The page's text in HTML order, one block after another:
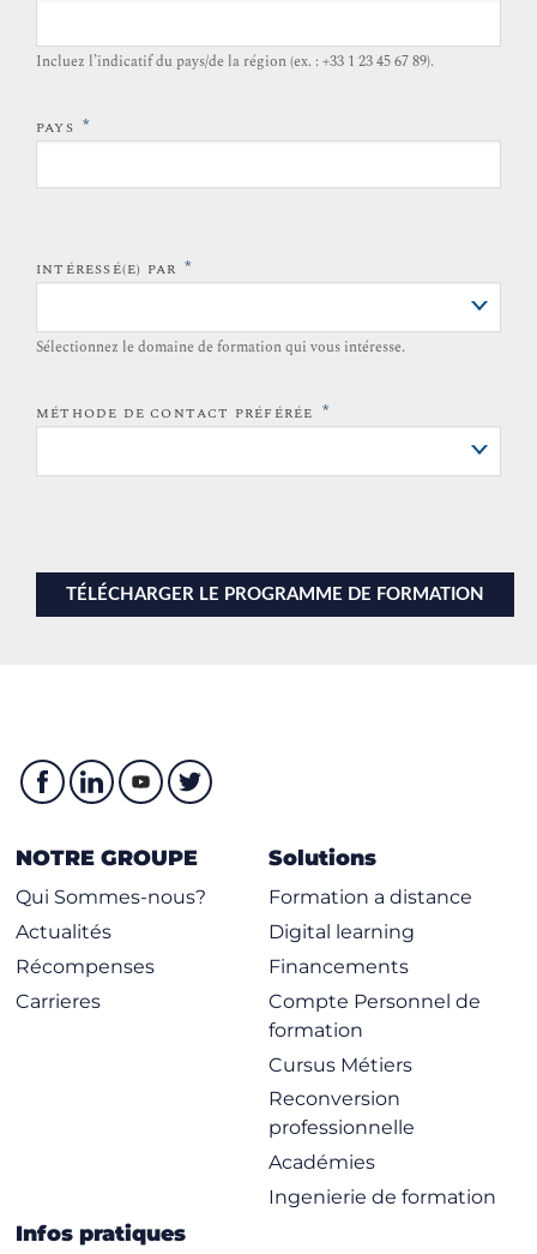
Incluez l’indicatif du pays/de la région (ex. : +33 1 23 45 67 89).
PAYS *
INTÉRESSÉ(E) PAR *
Sélectionnez le domaine de formation qui vous intéresse.
MÉTHODE DE CONTACT PRÉFÉRÉE *
NOTRE GROUPE
Qui Sommes-nous?
Actualités
Récompenses
Carrieres
Solutions
Formation a distance
Digital learning
Financements
Compte Personnel de
formation
Cursus Métiers
Reconversion
professionnelle
Académies
Ingenierie de formation
Infos pratiques